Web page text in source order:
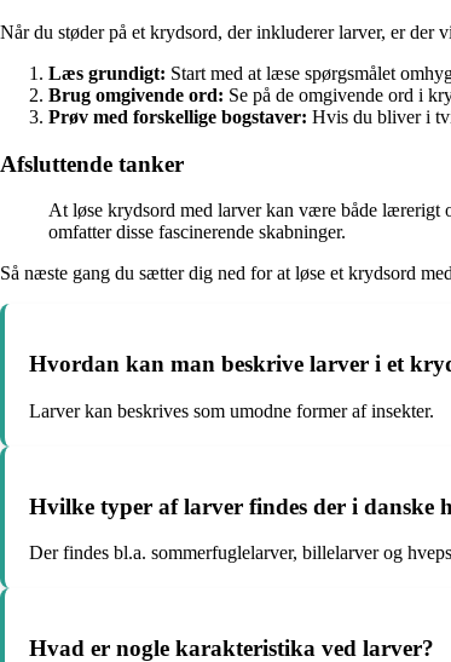
Når du støder på et krydsord, der inkluderer larver, er der
Læs grundigt: Start med at læse spørgsmålet
Brug omgivende ord: Se på de omgivende ord i
Prøv med forskellige bogstaver: Hvis du bliver i
Afsluttende tanker
At løse krydsord med larver kan være både lærerigt
omfatter disse fascinerende skabninger.
Så næste gang du sætter dig ned for at løse et krydsord
Hvordan kan man beskrive larver i et
Larver kan beskrives som umodne former af insekter.
Hvilke typer af larver findes der i danske
Der findes bl.a. sommerfuglelarver, billelarver og
Hvad er nogle karakteristika ved larver?